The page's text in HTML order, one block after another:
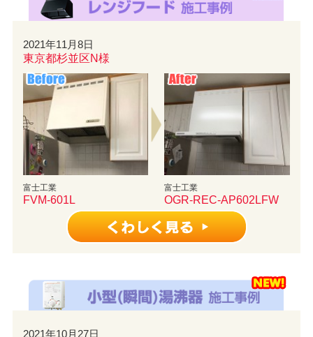
2021年11月8日
東京都杉並区N様
富士工業
FVM-601L
富士工業
OGR-REC-AP602LFW
2021年10月27日